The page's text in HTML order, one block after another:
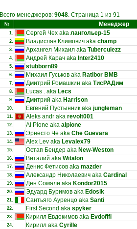
Всего менеджеров: 9048. Страница 1 из 91
№ Менеджер
1. Сергей Чех aka лангольер-15
2. Владислав Климович aka champ
3. Архангел Михаил aka Tuberculezz
4. Андрей Карач aka Inter2410
5. stubborn89
6. Михаил Гуськов aka Ratibor BMB
7. Дмитрий Ромашкин aka ТисРАДим
8. Lucas . aka Lecs
9. Дмитрий aka Harrison
10. Евгений Пустынник aka jungleman
11. Aleks andr aka revolt001
12. Al Pione aka alpione
13. Эрнесто Че aka Che Guevara
14. Alex Lev aka Levalex79
15. Остап Бендер aka New-Weston
16. Виталий aka Witalon
17. Денис Фетисов aka mazder
18. Александр Николаевич aka Cardinal
19. Ден Сомали aka Kondor2015
20. Эдуард Буримов aka Edosik
21. Сантьяго Ауренцо aka Santi
22. First Second aka spyker
23. Кирилл Евдокимов aka Evdofifi
24. Кирилл aka Cyrille